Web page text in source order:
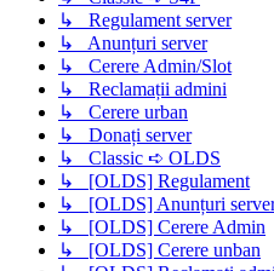
↳ Regulament server
↳ Anunțuri server
↳ Cerere Admin/Slot
↳ Reclamații admini
↳ Cerere urban
↳ Donați server
↳ Classic ➪ OLDS
↳ [OLDS] Regulament
↳ [OLDS] Anunțuri
↳ [OLDS] Cerere Admin
↳ [OLDS] Cerere unban